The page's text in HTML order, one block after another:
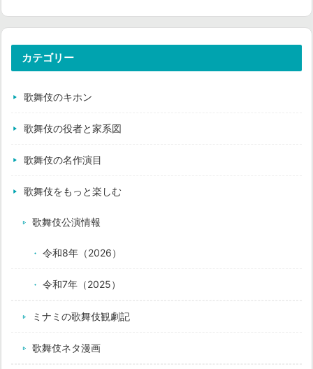
カテゴリー
歌舞伎のキホン
歌舞伎の役者と家系図
歌舞伎の名作演目
歌舞伎をもっと楽しむ
歌舞伎公演情報
令和8年（2026）
令和7年（2025）
ミナミの歌舞伎観劇記
歌舞伎ネタ漫画